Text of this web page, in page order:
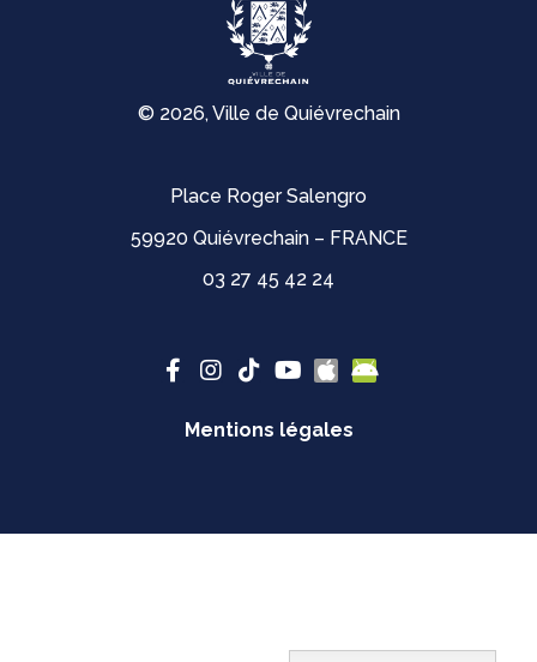
© 2026, Ville de Quiévrechain
Place Roger Salengro
59920 Quiévrechain – FRANCE
03 27 45 42 24
Mentions légales